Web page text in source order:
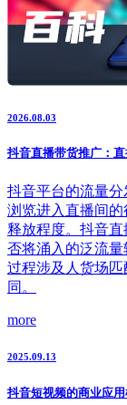
2026.08.03
抖音直播带货推广：
抖音平台的流量
浏览进入直播间
释放程度。抖音
否将涌入的泛流
过程涉及人货场
同。
more
2025.09.13
抖音短视频的商业应